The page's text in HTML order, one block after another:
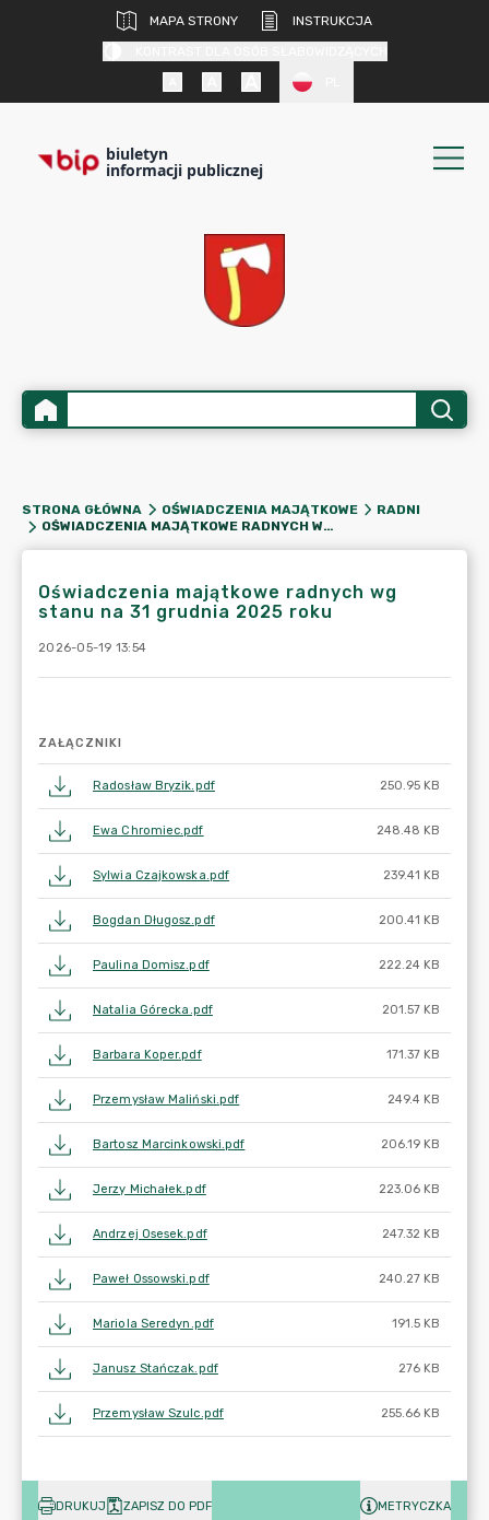
MAPA STRONY
INSTRUKCJA
biuletyn
informacji publicznej
STRONA GŁÓWNA OŚWIADCZENIA MAJĄTKOWE
RADNI
OŚWIADCZENIA MAJĄTKOWE RADNYCH WG STANU NA 31 GRUDNIA 2025 ROKU
Oświadczenia majątkowe radnych wg
stanu na 31 grudnia 2025 roku
2026-05-19 13:54
ZAŁĄCZNIKI
Radosław Bryzik.pdf 250.95 KB
Ewa Chromiec.pdf 248.48 KB
Sylwia Czajkowska.pdf 239.41 KB
Bogdan Długosz.pdf 200.41 KB
Paulina Domisz.pdf 222.24 KB
Natalia Górecka.pdf 201.57 KB
Barbara Koper.pdf 171.37 KB
Przemysław Maliński.pdf 249.4 KB
Bartosz Marcinkowski.pdf 206.19 KB
Jerzy Michałek.pdf 223.06 KB
Andrzej Osesek.pdf 247.32 KB
Paweł Ossowski.pdf 240.27 KB
Mariola Seredyn.pdf 191.5 KB
Janusz Stańczak.pdf 276 KB
Przemysław Szulc.pdf 255.66 KB
DRUKUJ ZAPISZ DO PDF METRYCZKA